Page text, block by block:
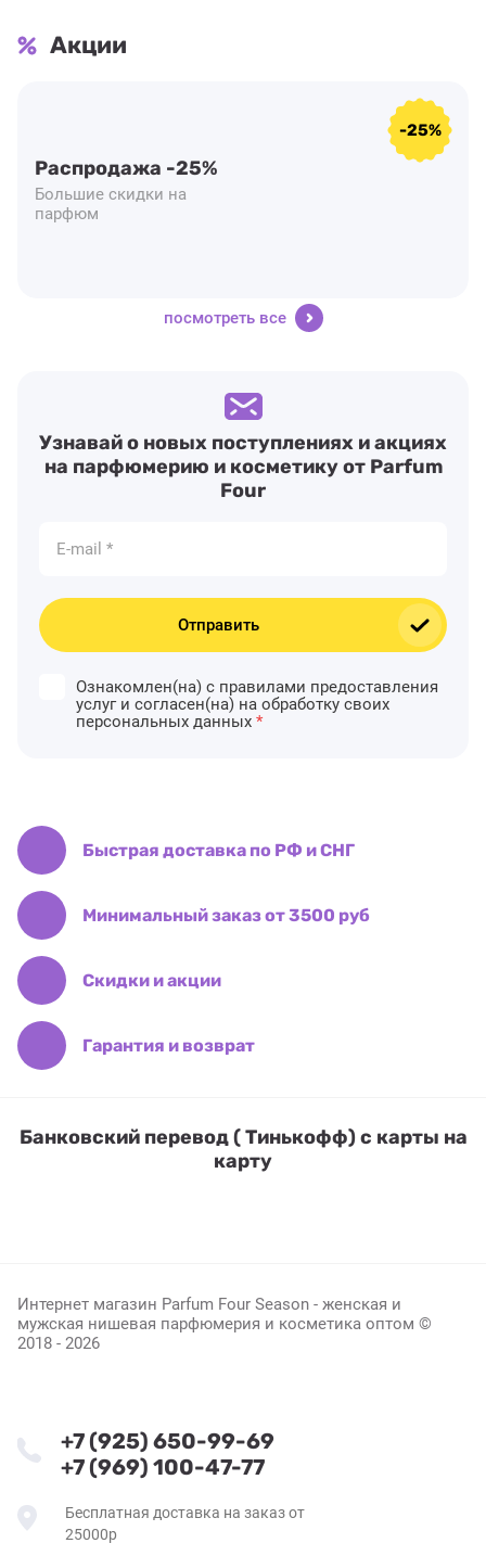
Акции
Распродажа -25%
Большие скидки на
парфюм
-25%
посмотреть все
Узнавай о новых поступлениях и акциях
на парфюмерию и косметику от Parfum
Four
Ознакомлен(на) с правилами предоставления
услуг и согласен(на) на обработку своих
персональных данных *
Отправить
Быстрая доставка по РФ и СНГ
Минимальный заказ от 3500 руб
Скидки и акции
Гарантия и возврат
Банковский перевод ( Тинькофф) с карты на
карту
Интернет магазин Parfum Four Season - женская и
мужская нишевая парфюмерия и косметика оптом ©
2018 - 2026
+7 (925) 650-99-69
+7 (969) 100-47-77
Бесплатная доставка на заказ от
25000р